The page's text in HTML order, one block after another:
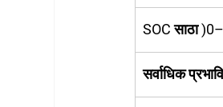
SOC साठा
सर्वाधिक